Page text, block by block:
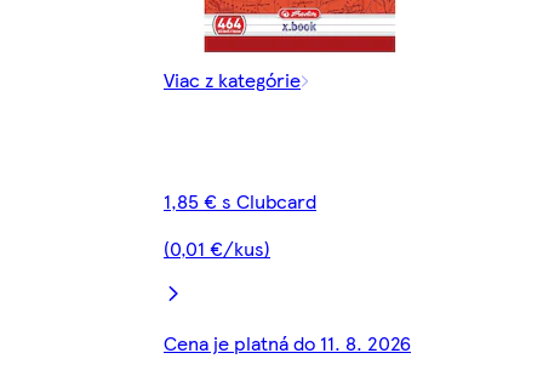
Viac z kategórie
1,85 € s Clubcard
(0,01 €/kus)
Cena je platná do 11. 8. 2026